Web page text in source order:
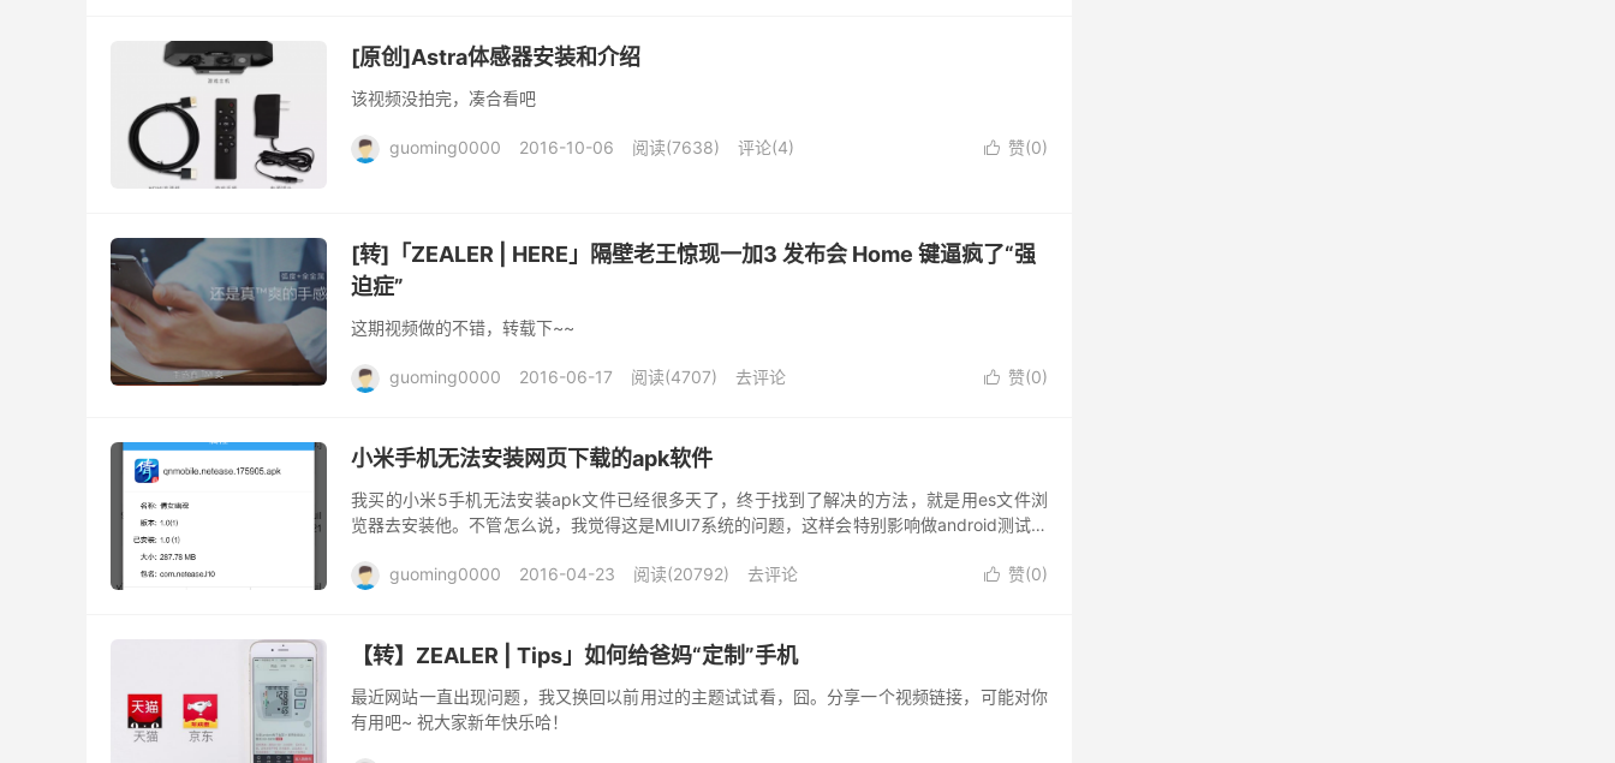
[原创]Astra体感器安装和介绍
该视频没拍完，凑合看吧
 赞(0)
guoming0000 2016-10-06 阅读(7638) 评论(4)
[转]「ZEALER | HERE」隔壁老王惊现一加3 发布会 Home 键逼疯了“强
迫症”
这期视频做的不错，转载下~~
 赞(0)
guoming0000 2016-06-17 阅读(4707) 去评论
小米手机无法安装网页下载的apk软件
我买的小米5手机无法安装apk文件已经很多天了，终于找到了解决的方法，就是用es文件浏
览器去安装他。不管怎么说，我觉得这是MIUI7系统的问题，这样会特别影响做android测试的
 赞(0)
guoming0000 2016-04-23 阅读(20792) 去评论
【转】ZEALER | Tips」如何给爸妈“定制”手机
最近网站一直出现问题，我又换回以前用过的主题试试看，囧。分享一个视频链接，可能对你
有用吧~ 祝大家新年快乐哈！